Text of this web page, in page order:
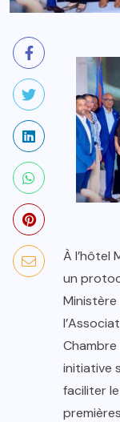
À l’hôtel
un
Ministère
initiative
faciliter